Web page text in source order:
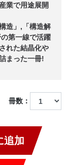
業で用途展開
造」,「構造解
第一線で活躍
れた結晶化や
まった一冊!
冊数：
追加